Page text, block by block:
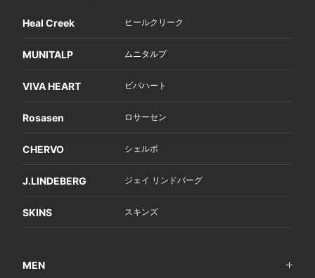
Heal Creek ヒールクリーク
MUNITALP ムニタルプ
VIVA HEART ビバハート
Rosasen ロサーセン
CHERVO シェルボ
J.LINDEBERG ジェイ リンドバーグ
SKINS スキンズ
MEN